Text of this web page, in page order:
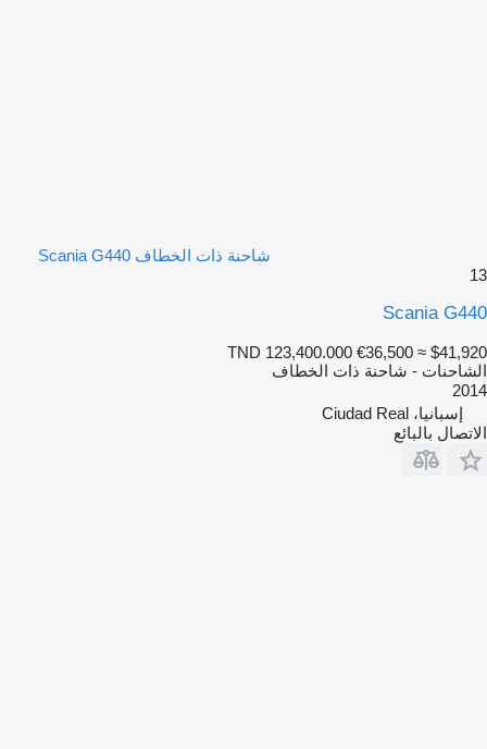
شاحنة ذات الخطاف Scania G440
13
Scania G440
TND 123,400.000 €36,500 ≈ $41,920
الشاحنات - شاحنة ذات الخطاف
2014
إسبانيا، Ciudad Real
الاتصال بالبائع